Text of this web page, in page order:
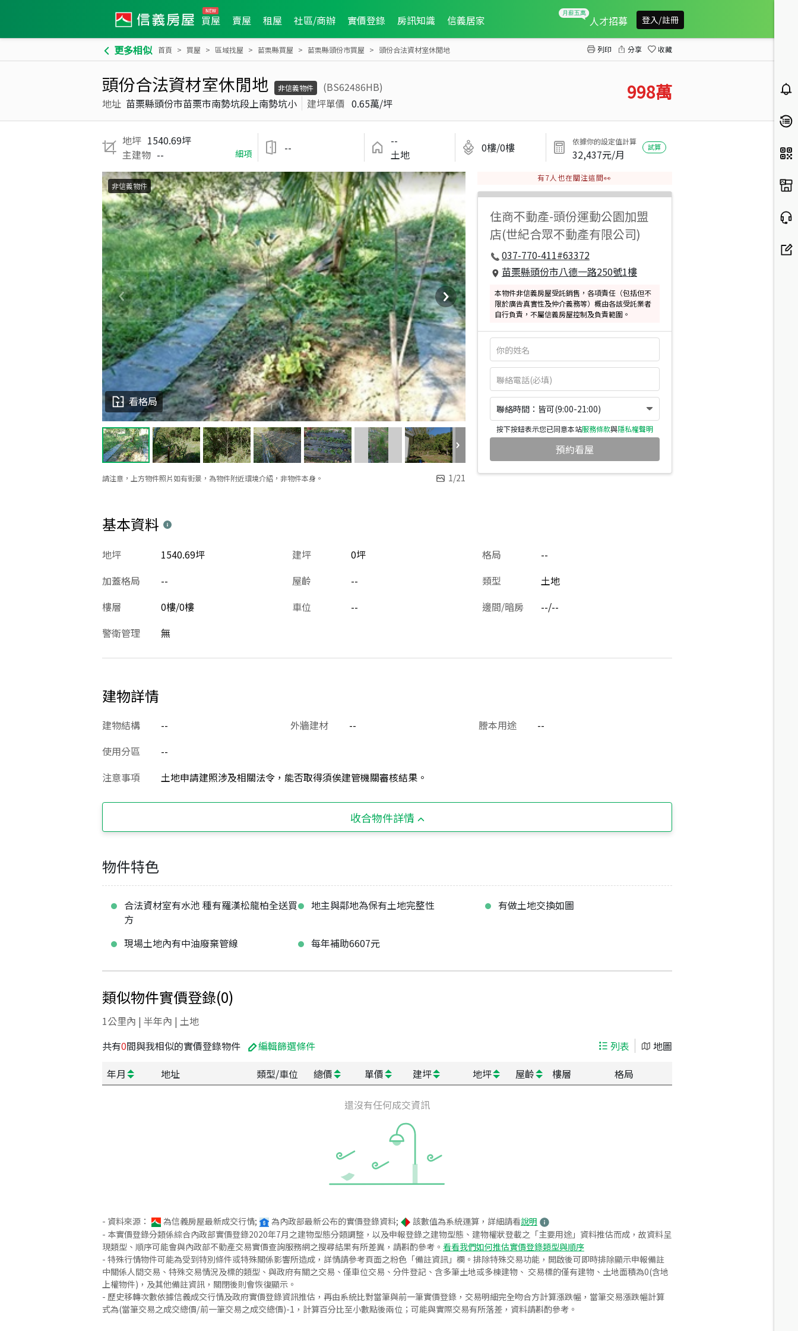
買屋 賣屋 租屋 社區/商辦 實價登錄 房訊知識 信義居家 人才招募 登入/註冊
更多相似 首頁 買屋 區域找屋 苗栗縣買屋 苗栗縣頭份市買屋 頭份合法資材室休閒地 列印 分享 收藏
頭份合法資材室休閒地 非信義物件
(BS62486HB)
地址 苗栗縣頭份市苗栗市南勢坑段上南勢坑小 建坪單價 0.65萬/坪 998萬
地坪 1540.69坪
主建物 -- 細項 --
--
土地
0樓/0樓 依據你的設定值計算
32,437元/月
試算
請注意，上方物件照片如有街景，為物件附近環境介紹，非物件本身。 1/21
看格局
非信義物件
有7人也在關注這間👀
住商不動產-頭份運動公園加盟
店(世紀合眾不動產有限公司)
037-770-411#63372
苗栗縣頭份市八德一路250號1樓
本物件非信義房屋受託銷售，各項責任（包括但不
限於廣告真實性及仲介義務等）概由各該受託業者
自行負責，不屬信義房屋控制及負責範圍。
聯絡時間：皆可(9:00-21:00)
按下按鈕表示您已同意本站服務條款與隱私權聲明
預約看屋
基本資料
建坪 0坪
地坪 1540.69坪 格局
--
加蓋格局
-- 屋齡 -- 類型
土地
樓層
0樓/0樓 車位 -- 邊間/暗房
--/--
警衛管理
無
建物詳情
建物結構 -- 外牆建材 -- 謄本用途
--
使用分區
--
注意事項
土地申請建照涉及相關法令，能否取得須俟建管機關審核結果。
收合物件詳情
物件特色
合法資材室有水池 種有羅漢松龍柏全送買
方
地主與鄰地為保有土地完整性 有做土地交換如圖
現場土地內有中油廢棄管線 每年補助6607元
類似物件實價登錄(0)
1公里內 | 半年內 | 土地
共有0間與我相似的實價登錄物件 編輯篩選條件 列表
地圖
年月
地址 類型/車位 總價 單價 建坪 地坪 屋齡 樓層 格局
還沒有任何成交資訊
- 資料來源： 為信義房屋最新成交行情; 為內政部最新公布的實價登錄資料; 該數值為系統運算，詳細請看說明
- 本實價登錄分類係綜合內政部實價登錄2020年7月之建物型態分類調整，以及申報登錄之建物型態、建物權狀登載之「主要用途」資料推估而成，故資料呈
現類型、順序可能會與內政部不動產交易實價查詢服務網之搜尋結果有所差異，請斟酌參考。 看看我們如何推估實價登錄類型與順序
- 特殊行情物件可能為受到特別條件或特殊關係影響所造成，詳情請參考頁面之粉色「備註資訊」欄。排除特殊交易功能，開啟後可即時排除顯示申報備註
中關係人間交易、特殊交易情況及標的類型、與政府有關之交易、僅車位交易、分件登記、含多筆土地或多棟建物、 交易標的僅有建物、土地面積為0(含地
上權物件)，及其他備註資訊，關閉後則會恢復顯示。
- 歷史移轉次數依據信義成交行情及政府實價登錄資訊推估，再由系統比對當筆與前一筆實價登錄，交易明細完全吻合方計算漲跌幅，當筆交易漲跌幅計算
式為(當筆交易之成交總價/前一筆交易之成交總價)-1，計算百分比至小數點後兩位；可能與實際交易有所落差，資料請斟酌參考。